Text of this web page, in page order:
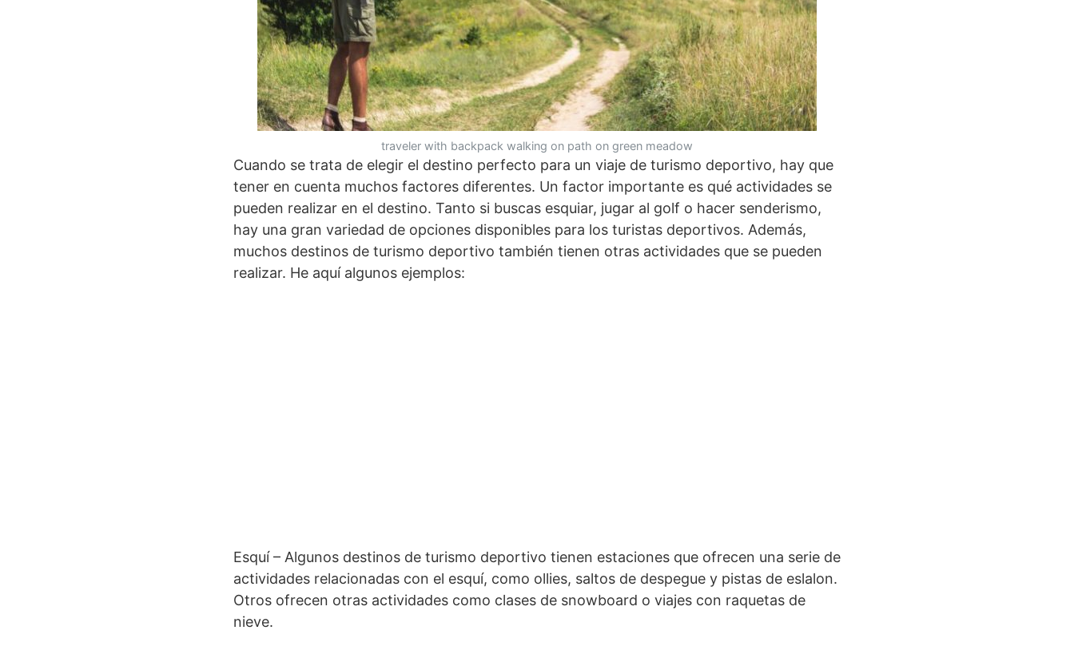
traveler with backpack walking on path on green meadow
Cuando se trata de elegir el destino perfecto para un viaje de turismo deportivo, hay que
tener en cuenta muchos factores diferentes. Un factor importante es qué actividades se
pueden realizar en el destino. Tanto si buscas esquiar, jugar al golf o hacer senderismo,
hay una gran variedad de opciones disponibles para los turistas deportivos. Además,
muchos destinos de turismo deportivo también tienen otras actividades que se pueden
realizar. He aquí algunos ejemplos:
Esquí – Algunos destinos de turismo deportivo tienen estaciones que ofrecen una serie de
actividades relacionadas con el esquí, como ollies, saltos de despegue y pistas de eslalon.
Otros ofrecen otras actividades como clases de snowboard o viajes con raquetas de
nieve.